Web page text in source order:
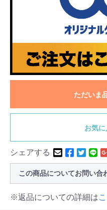
ただいま
お気
シェアする
この商品についてお問い合
※返品についての詳細は